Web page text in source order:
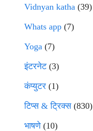
Vidnyan katha (39)
Whats app (7)
Yoga (7)
इंटरनेट(3)
कंप्युटर (1)
टिप्स & ट्रिक्स(830)
भाषणे(10)